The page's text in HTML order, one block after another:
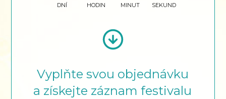
DNÍ HODIN MINUT SEKUND
Vyplňte svou objednávku
a získejte záznam festivalu